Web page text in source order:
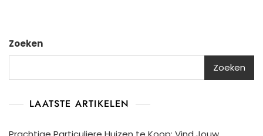
Zoeken
Zoeken
LAATSTE ARTIKELEN